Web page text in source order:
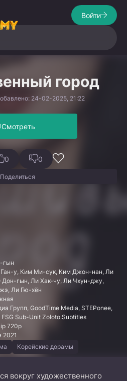
Войти
город
24-02-2025, 21:22
Смотреть
0 0
Поделиться
гын
у, Ким Ми-сук, Ким Джон-нан, Ли
гын, Ли Хак-чу, Ли Чхун-джу,
Ли Гю-хён
Групп, GoodTime Media, STEPonee,
FSG Sub-Unit Zoloto.Subtitles
720p
2021
Корейские дорамы
вокруг художественного